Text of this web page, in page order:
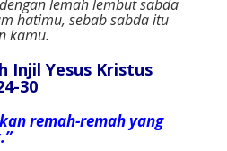
lemah lembut sabda
hatimu, sebab sabda itu
kamu.
Injil Yesus Kristus
30
remah-remah yang